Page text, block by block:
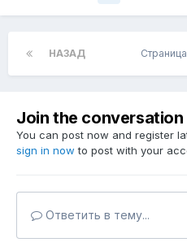
НАЗАД Страница
Join the conversation
You can post now and register
sign in now to post with your
Ответить в тему...